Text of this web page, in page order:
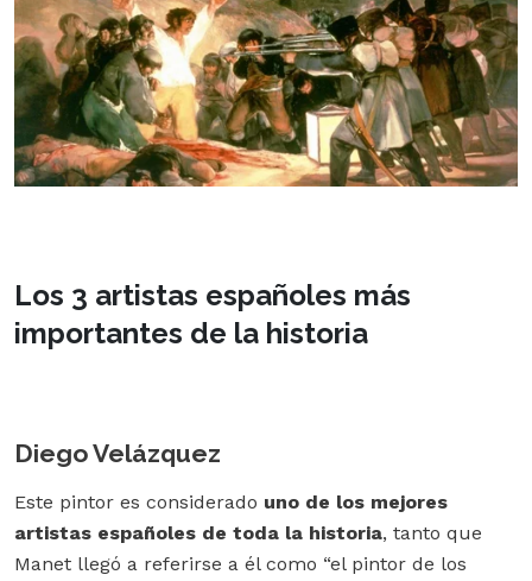
Los 3 artistas españoles más
importantes de la historia
Diego Velázquez
Este pintor es considerado uno de los mejores
artistas españoles de toda la historia, tanto que
Manet llegó a referirse a él como “el pintor de los